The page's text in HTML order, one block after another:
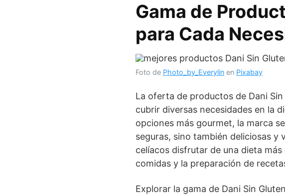
Gama de
para Cada
Foto de Photo_by_Everylin en Pixabay
La oferta de productos de Dani
cubrir diversas necesidades en la
opciones más gourmet, la marca
seguras, sino también deliciosas y
celíacos disfrutar de una dieta
comidas y la preparación de
Explorar la gama de Dani Sin